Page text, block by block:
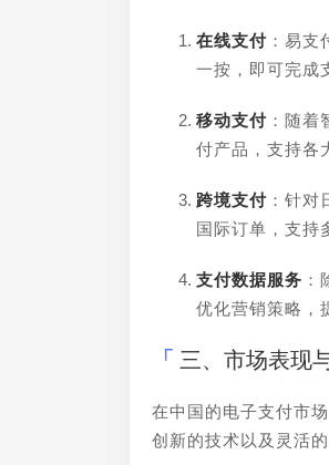
在线支付 ：易
一按，即可完成
移动支付 ：随
付产品，支持各
跨境支付 ：针
国际订单，支持
支付数据服务
优化营销策略，
三、市场表现
在中国的电子支付市
创新的技术以及灵活